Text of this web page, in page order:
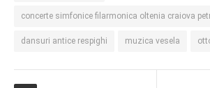
concerte simfonice filarmonica oltenia craiova
dansuri antice respighi muzica vesela